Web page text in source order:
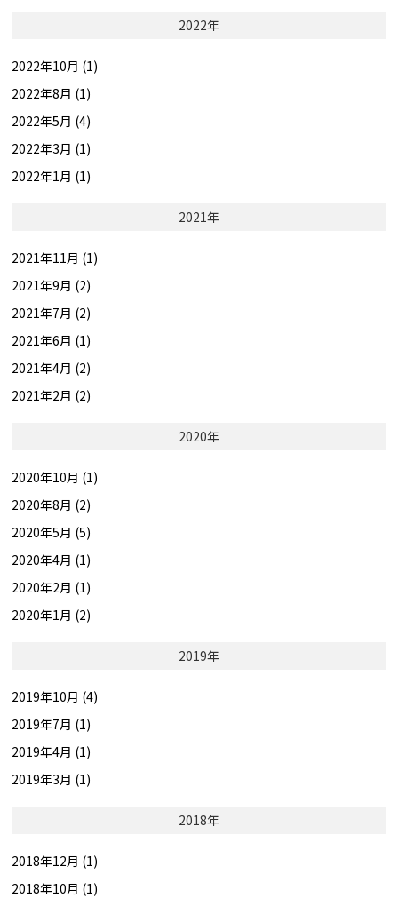
2022年
2022年10月 (1)
2022年8月 (1)
2022年5月 (4)
2022年3月 (1)
2022年1月 (1)
2021年
2021年11月 (1)
2021年9月 (2)
2021年7月 (2)
2021年6月 (1)
2021年4月 (2)
2021年2月 (2)
2020年
2020年10月 (1)
2020年8月 (2)
2020年5月 (5)
2020年4月 (1)
2020年2月 (1)
2020年1月 (2)
2019年
2019年10月 (4)
2019年7月 (1)
2019年4月 (1)
2019年3月 (1)
2018年
2018年12月 (1)
2018年10月 (1)